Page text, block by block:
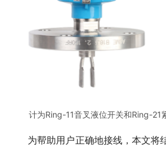
计为Ring-11音叉液位开关和Ring-21
为帮助用户正确地接线，本文将